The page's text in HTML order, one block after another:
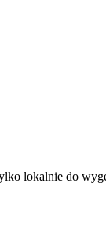
lokalnie do